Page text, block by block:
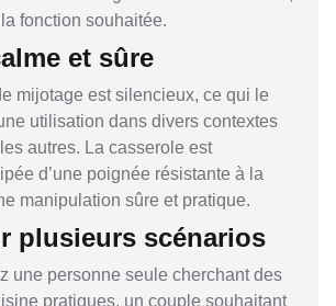
fonction souhaitée.
et sûre
mijotage est silencieux, ce qui le
utilisation dans divers contextes
autres. La casserole est
d’une poignée résistante à la
manipulation sûre et pratique.
plusieurs scénarios
une personne seule cherchant des
pratiques, un couple souhaitant